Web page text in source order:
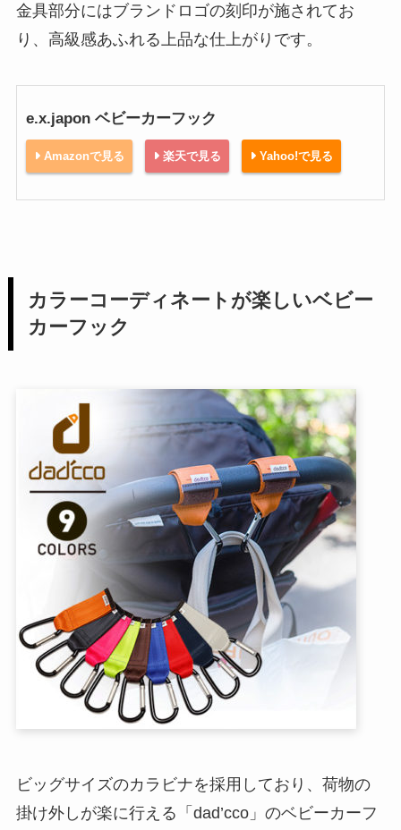
金具部分にはブランドロゴの刻印が施されてお
り、高級感あふれる上品な仕上がりです。
e.x.japon ベビーカーフック
Amazonで見る 楽天で見る Yahoo!で見る
カラーコーディネートが楽しいベビー
カーフック
ビッグサイズのカラビナを採用しており、荷物の
掛け外しが楽に行える「dad’cco」のベビーカーフ